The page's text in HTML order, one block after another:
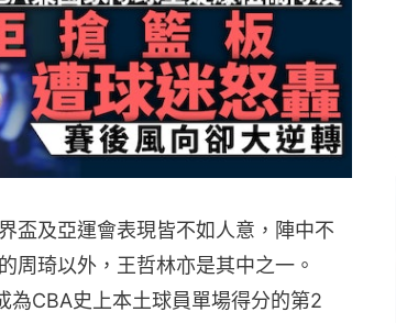
盃及亞運會表現皆不如人意，陣中不
周琦以外，王哲林亦是其中之一。
為CBA史上本土球員單場得分的第2